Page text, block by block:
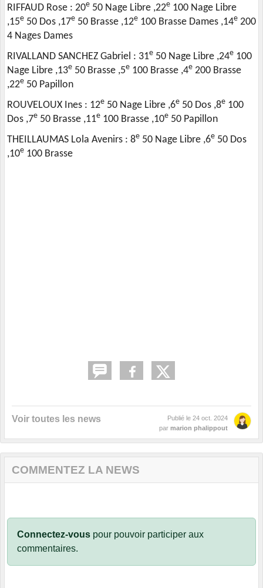
RIFFAUD Rose : 20e 50 Nage Libre ,22e 100 Nage Libre
,15e 50 Dos ,17e 50 Brasse ,12e 100 Brasse Dames ,14e 200
4 Nages Dames
RIVALLAND SANCHEZ Gabriel : 31e 50 Nage Libre ,24e 100
Nage Libre ,13e 50 Brasse ,5e 100 Brasse ,4e 200 Brasse
,22e 50 Papillon
ROUVELOUX Ines : 12e 50 Nage Libre ,6e 50 Dos ,8e 100
Dos ,7e 50 Brasse ,11e 100 Brasse ,10e 50 Papillon
THEILLAUMAS Lola Avenirs : 8e 50 Nage Libre ,6e 50 Dos
,10e 100 Brasse
Voir toutes les news Publié le 24 oct. 2024
par marion phalippout
COMMENTEZ LA NEWS
Connectez-vous pour pouvoir participer aux
commentaires.